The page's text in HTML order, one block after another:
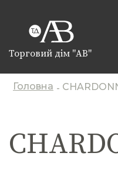
Торговий дім "АВ"
Головна -